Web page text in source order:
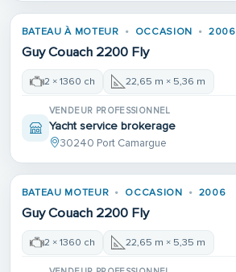
BATEAU À MOTEUR OCCASION 2006
Guy Couach 2200 Fly
2 × 1360 ch 22,65 m × 5,36 m
VENDEUR PROFESSIONNEL
Yacht service brokerage
30240 Port Camargue
BATEAU MOTEUR OCCASION 2006
Guy Couach 2200 Fly
2 × 1360 ch 22,65 m × 5,35 m